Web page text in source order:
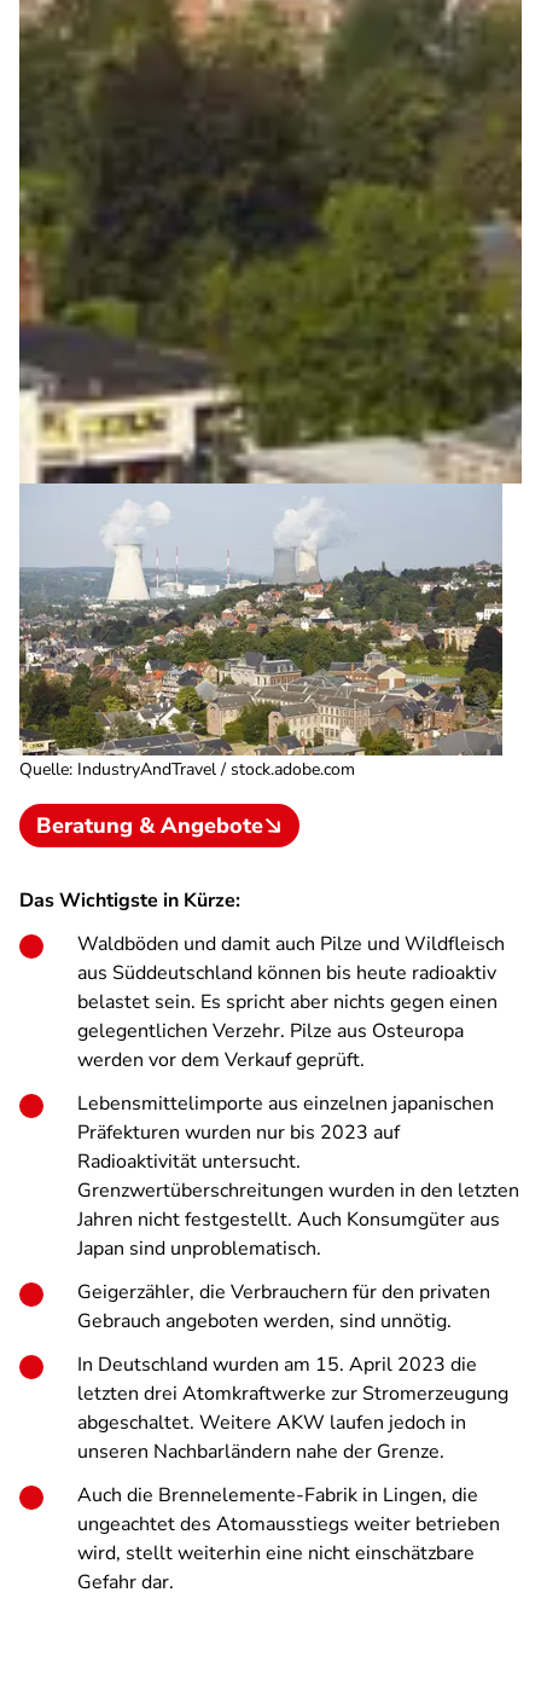
Quelle: IndustryAndTravel / stock.adobe.com
Beratung & Angebote
Das Wichtigste in Kürze:
Waldböden und damit auch Pilze und Wildfleisch
aus Süddeutschland können bis heute radioaktiv
belastet sein. Es spricht aber nichts gegen einen
gelegentlichen Verzehr. Pilze aus Osteuropa
werden vor dem Verkauf geprüft.
Lebensmittelimporte aus einzelnen japanischen
Präfekturen wurden nur bis 2023 auf
Radioaktivität untersucht.
Grenzwertüberschreitungen wurden in den letzten
Jahren nicht festgestellt. Auch Konsumgüter aus
Japan sind unproblematisch.
Geigerzähler, die Verbrauchern für den privaten
Gebrauch angeboten werden, sind unnötig.
In Deutschland wurden am 15. April 2023 die
letzten drei Atomkraftwerke zur Stromerzeugung
abgeschaltet. Weitere AKW laufen jedoch in
unseren Nachbarländern nahe der Grenze.
Auch die Brennelemente-Fabrik in Lingen, die
ungeachtet des Atomausstiegs weiter betrieben
wird, stellt weiterhin eine nicht einschätzbare
Gefahr dar.